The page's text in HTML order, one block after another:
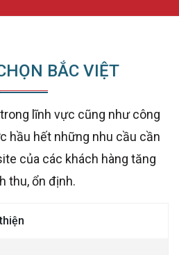
BẮC VIỆT
lĩnh vực cũng như công
hầu hết những nhu cầu cần
của các khách hàng tăng
thu, ổn định.